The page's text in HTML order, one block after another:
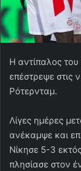
Η αντίπαλος
επέστρεψε στις
Ρότερνταμ.
Λίγες ημέρες
ανέκαμψε και
Νίκησε 5-3
πλησίασε στον